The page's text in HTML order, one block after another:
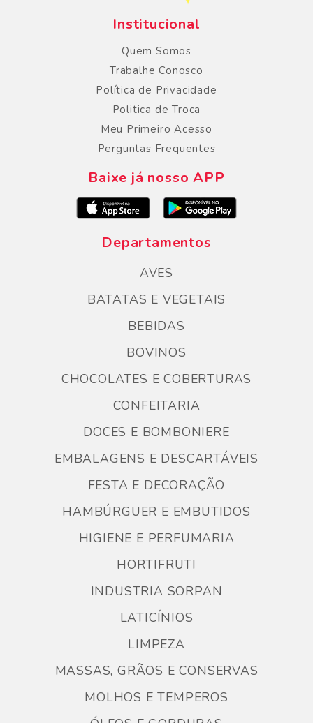
Institucional
Quem Somos
Trabalhe Conosco
Política de Privacidade
Politica de Troca
Meu Primeiro Acesso
Perguntas Frequentes
Baixe já nosso APP
Departamentos
AVES
BATATAS E VEGETAIS
BEBIDAS
BOVINOS
CHOCOLATES E COBERTURAS
CONFEITARIA
DOCES E BOMBONIERE
EMBALAGENS E DESCARTÁVEIS
FESTA E DECORAÇÃO
HAMBÚRGUER E EMBUTIDOS
HIGIENE E PERFUMARIA
HORTIFRUTI
INDUSTRIA SORPAN
LATICÍNIOS
LIMPEZA
MASSAS, GRÃOS E CONSERVAS
MOLHOS E TEMPEROS